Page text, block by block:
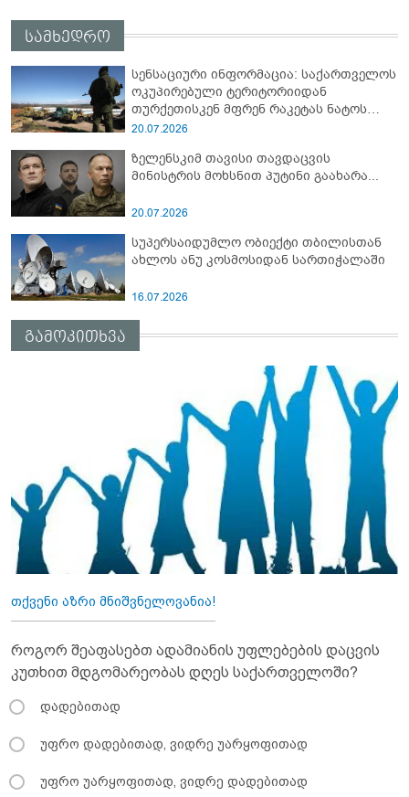
სამხედრო
სენსაციური ინფორმაცია: საქართველოს
ოკუპირებული ტერიტორიიდან
თურქეთისკენ მფრენ რაკეტას ნატოს
სამიტი კინაღამ ჩაუშლია
20.07.2026
ზელენსკიმ თავისი თავდაცვის
მინისტრის მოხსნით პუტინი გაახარა...
20.07.2026
სუპერსაიდუმლო ობიექტი თბილისთან
ახლოს ანუ კოსმოსიდან სართიჭალაში
16.07.2026
გამოკითხვა
თქვენი აზრი მნიშვნელოვანია!
როგორ შეაფასებთ ადამიანის უფლებების დაცვის
კუთხით მდგომარეობას დღეს საქართველოში?
დადებითად
უფრო დადებითად, ვიდრე უარყოფითად
უფრო უარყოფითად, ვიდრე დადებითად